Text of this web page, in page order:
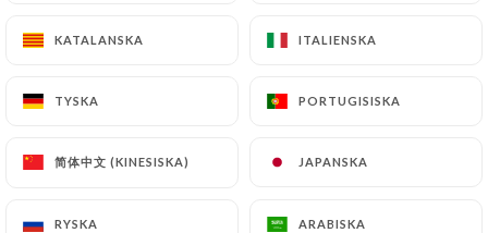
KATALANSKA ITALIENSKA
TYSKA PORTUGISISKA
简体中文 (KINESISKA) JAPANSKA
RYSKA ARABISKA
KATALANSKA ITALIENSKA
TYSKA PORTUGISISKA
简体中文 (KINESISKA) JAPANSKA
RYSKA ARABISKA